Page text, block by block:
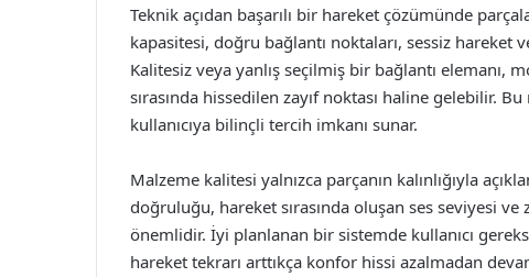
Teknik açıdan başarılı bir hareket çözümünde
kapasitesi, doğru bağlantı noktaları, sessiz
Kalitesiz veya yanlış seçilmiş bir bağlantı elemanı,
sırasında hissedilen zayıf noktası haline gelebilir.
kullanıcıya bilinçli tercih imkanı sunar.
Malzeme kalitesi yalnızca parçanın kalınlığıyla
doğruluğu, hareket sırasında oluşan ses seviyesi
önemlidir. İyi planlanan bir sistemde kullanıcı
hareket tekrarı arttıkça konfor hissi azalmadan